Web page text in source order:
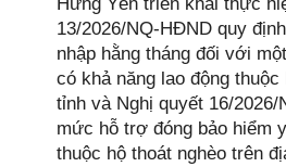
Hưng Yên triển khai thực
13/2026/NQ-HĐND quy
nhập hằng tháng đối với
có khả năng lao động
tỉnh và Nghị quyết 16/
mức hỗ trợ đóng bảo hiểm
thuộc hộ thoát nghèo trên